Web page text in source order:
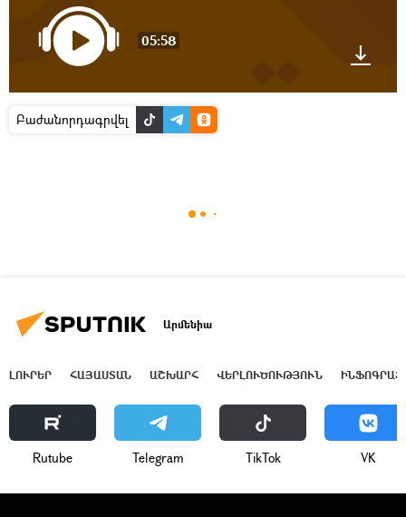
05:58
Բաժանորդագրվել
Արմենիա
ԼՈՒՐԵՐ ՀԱՅԱՍՏԱՆ ԱՇԽԱՐՀ ՎԵՐԼՈՒԾՈՒԹՅՈՒՆ
Rutube Telegram ТikТоk VK